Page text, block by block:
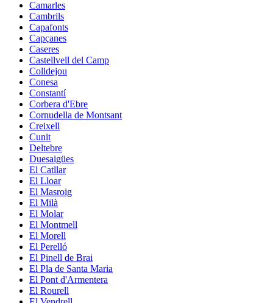
Camarles
Cambrils
Capafonts
Capçanes
Caseres
Castellvell del Camp
Colldejou
Conesa
Constantí
Corbera d'Ebre
Cornudella de Montsant
Creixell
Cunit
Deltebre
Duesaigües
El Catllar
El Lloar
El Masroig
El Milà
El Molar
El Montmell
El Morell
El Perelló
El Pinell de Brai
El Pla de Santa Maria
El Pont d'Armentera
El Rourell